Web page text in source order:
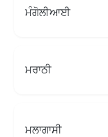
ਮੰਗੋਲੀਆਈ
ਮਰਾਠੀ
ਮਲਾਗਾਸੀ